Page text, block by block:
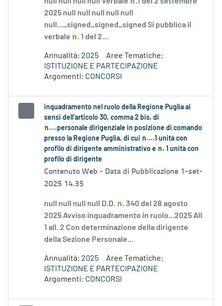
2025 null null null null null
null..._signed_signed_signed Si pubblica il
verbale n. 1 del 2...
Annualità: 2025
Aree Tematiche:
ISTITUZIONE E PARTECIPAZIONE
Argomenti: CONCORSI
inquadramento nel ruolo della Regione Puglia ai
sensi dell’articolo 30, comma 2 bis, di
n ....personale dirigenziale in posizione di comando
presso la Regione Puglia, di cui n ....1 unità con
profilo di dirigente amministrativo e n . 1 unità con
profilo di dirigente
Contenuto Web - Data di Pubblicazione 1-set-
2025 14.35
null null null null D.D. n. 340 del 28 agosto
2025 Avviso inquadramento in ruolo...2025 All
1 all. 2 Con determinazione della dirigente
della Sezione Personale...
Annualità: 2025
Aree Tematiche:
ISTITUZIONE E PARTECIPAZIONE
Argomenti: CONCORSI